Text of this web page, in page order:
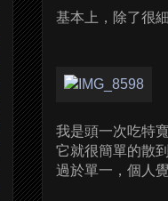
基本上，除了很
我是頭一次吃特
它就很簡單的散
過於單一，個人